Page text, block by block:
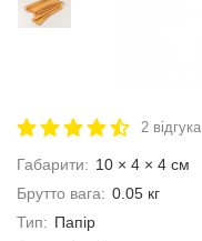
2 відгука
Габарити: 10 × 4 × 4 см
Брутто вага: 0.05 кг
Тип: Папір